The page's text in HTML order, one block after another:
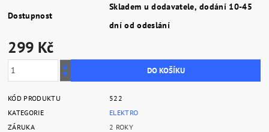
Dostupnost
Skladem u dodavatele, dodání 10-45
dní od odeslání
299 Kč
KÓD PRODUKTU
522
KATEGORIE
ELEKTRO
ZÁRUKA
2 ROKY